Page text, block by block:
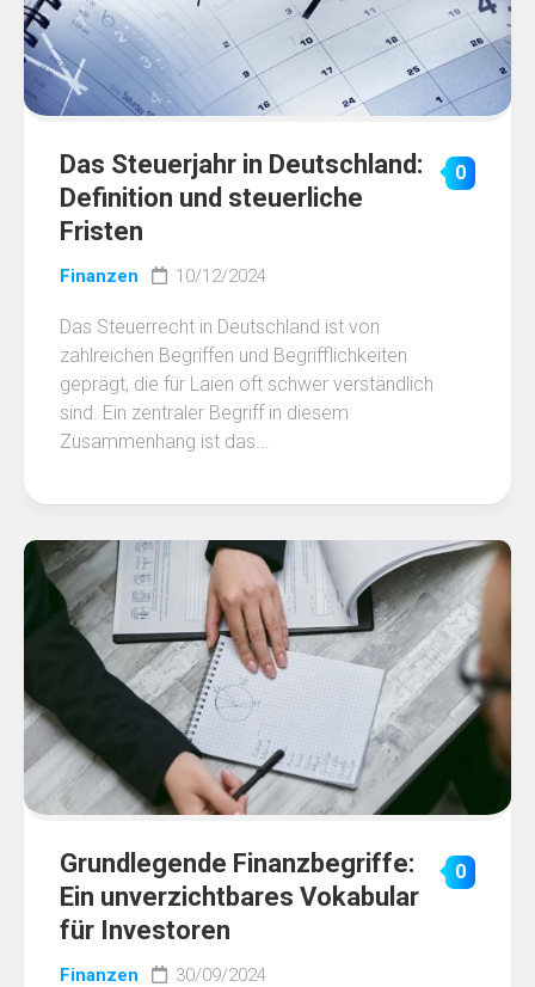
Das Steuerjahr in Deutschland:
Definition und steuerliche
Fristen
0
Finanzen 10/12/2024
Das Steuerrecht in Deutschland ist von
zahlreichen Begriffen und Begrifflichkeiten
geprägt, die für Laien oft schwer verständlich
sind. Ein zentraler Begriff in diesem
Zusammenhang ist das...
Grundlegende Finanzbegriffe:
Ein unverzichtbares Vokabular
für Investoren
0
Finanzen 30/09/2024